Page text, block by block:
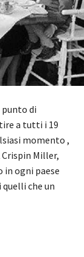
punto di
a tutti i 19
momento ,
Miller,
in ogni paese
che un